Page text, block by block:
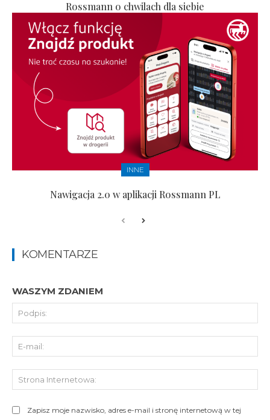
Rossmann o chwilach dla siebie
INNE
Nawigacja 2.0 w aplikacji Rossmann PL
KOMENTARZE
WASZYM ZDANIEM
Zapisz moje nazwisko, adres e-mail i stronę internetową w tej